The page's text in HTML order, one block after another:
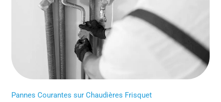
Pannes Courantes sur Chaudières Frisquet